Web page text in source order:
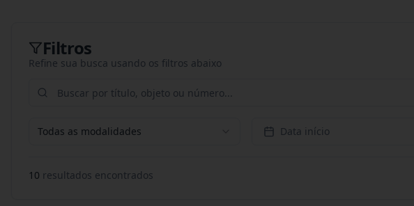
Filtros
Refine sua busca usando os filtros abaixo
Todas as modalidades Data início
10 resultados encontrados